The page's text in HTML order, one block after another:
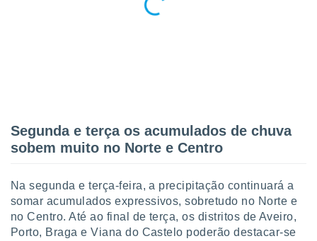
Segunda e terça os acumulados de chuva
sobem muito no Norte e Centro
Na segunda e terça-feira, a precipitação continuará a
somar acumulados expressivos, sobretudo no Norte e
no Centro. Até ao final de terça, os distritos de Aveiro,
Porto, Braga e Viana do Castelo poderão destacar-se